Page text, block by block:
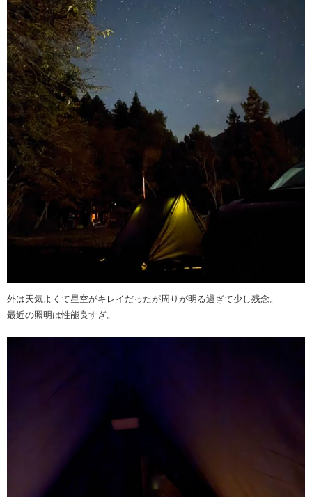
外は天気よくて星空がキレイだったが周りが明る過ぎて少し残念。
最近の照明は性能良すぎ。